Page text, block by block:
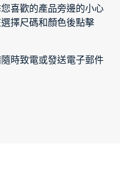
喜歡的產品旁邊的小心
擇尺碼和顏色後點擊
時致電或發送電子郵件